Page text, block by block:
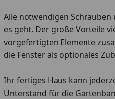
Alle notwendigen Schrauben
es geht. Der große Vorteile
vorgefertigten Elemente
die Fenster als optionales
Ihr fertiges Haus kann
Unterstand für die